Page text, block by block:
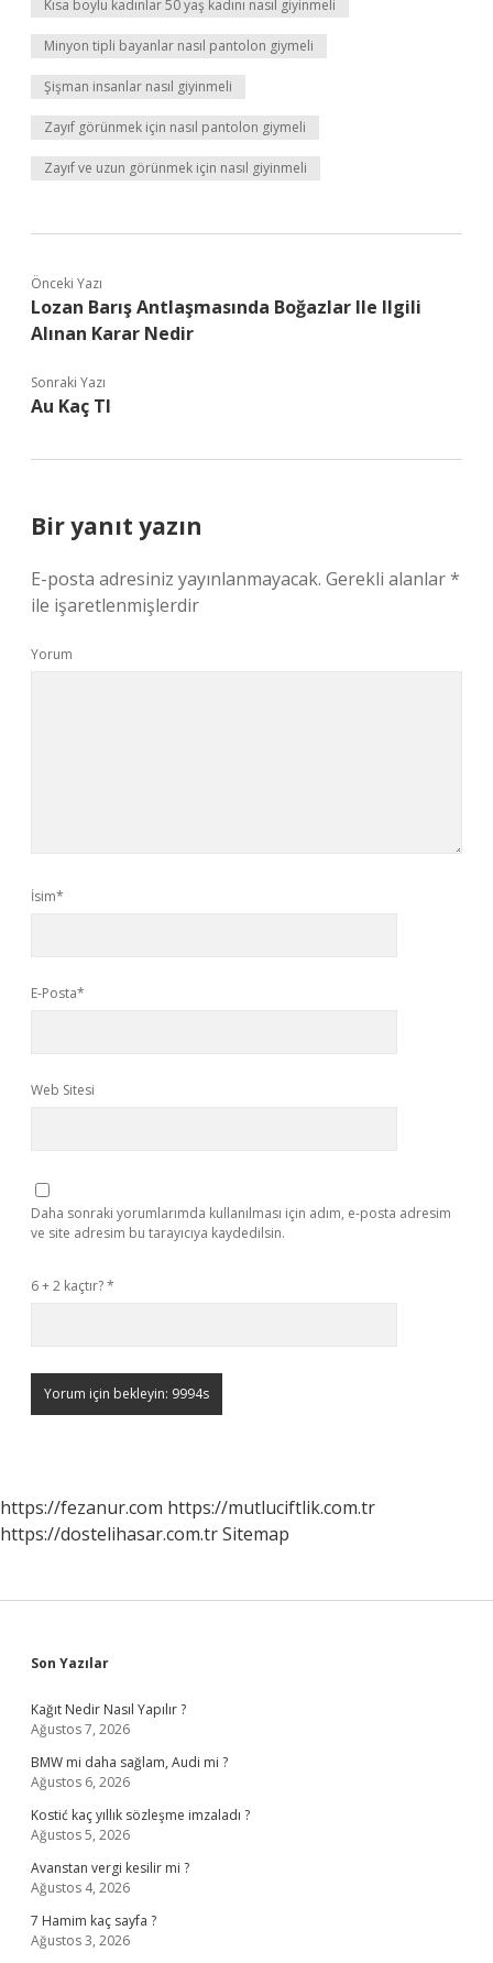
Kısa boylu kadınlar 50 yaş kadını nasıl giyinmeli
Minyon tipli bayanlar nasıl pantolon giymeli
Şişman insanlar nasıl giyinmeli
Zayıf görünmek için nasıl pantolon giymeli
Zayıf ve uzun görünmek için nasıl giyinmeli
Önceki Yazı
Lozan Barış Antlaşmasında Boğazlar Ile Ilgili
Alınan Karar Nedir
Sonraki Yazı
Au Kaç Tl
Bir yanıt yazın
E-posta adresiniz yayınlanmayacak. Gerekli alanlar*
ile işaretlenmişlerdir
Yorum
İsim*
E-Posta*
Web Sitesi
Daha sonraki yorumlarımda kullanılması için adım, e-posta adresim
ve site adresim bu tarayıcıya kaydedilsin.
6 + 2 kaçtır?*
https://fezanur.com https://mutluciftlik.com.tr
https://dostelihasar.com.trSitemap
Sidebar
Son Yazılar
Kağıt Nedir Nasıl Yapılır ?
Ağustos 7, 2026
BMW mi daha sağlam, Audi mi ?
Ağustos 6, 2026
Kostić kaç yıllık sözleşme imzaladı ?
Ağustos 5, 2026
Avanstan vergi kesilir mi ?
Ağustos 4, 2026
7 Hamim kaç sayfa ?
Ağustos 3, 2026